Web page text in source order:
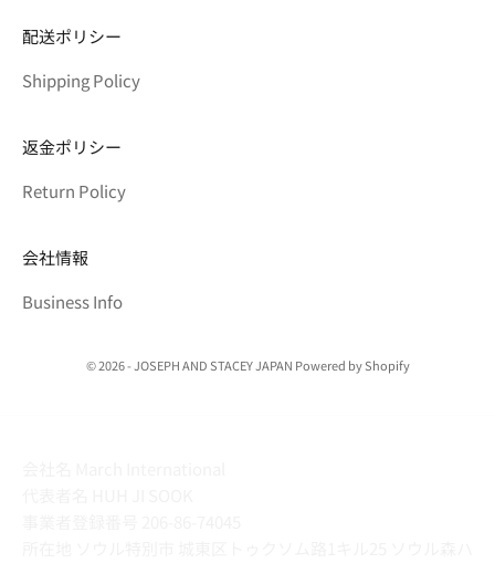
配送ポリシー
Shipping Policy
返金ポリシー
Return Policy
会社情報
Business Info
© 2026 - JOSEPH AND STACEY JAPAN Powered by Shopify